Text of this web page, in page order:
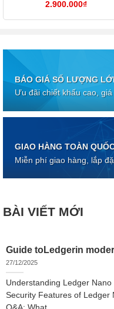
2.900.000₫
BÁO GIÁ SỐ LƯỢNG
Ưu đãi chiết khấu cao, giá
GIAO HÀNG TOÀN
Miễn phí giao hàng, lắp
BÀI VIẾT MỚI
Guide toLedgerin
27/12/2025
Understanding Ledger
Security Features of Ledger